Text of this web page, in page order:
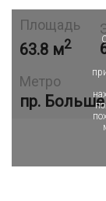
Площадь
63.8 м2
Метро
пр.